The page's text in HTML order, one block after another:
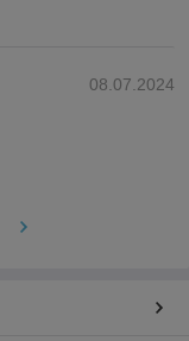
08.07.2024